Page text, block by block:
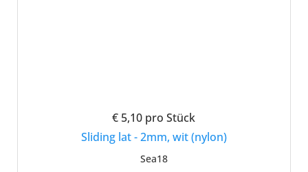
€ 5,10 pro Stück
Sliding lat - 2mm, wit (nylon)
Sea18